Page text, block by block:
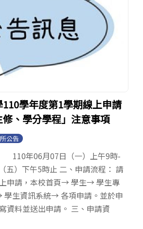
學年度第1學期線上申請
修、學分學程」注意事項
公告
110年06月07日（一）上午9時-
五）下午5時止 二、申請流程： 請
申請，本校首頁→ 學生→ 學生專
生資訊系統→ 各項申請。並於申
資料並送出申請。 三、申請資